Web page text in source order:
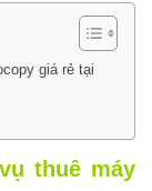
giá rẻ tại
thuê máy